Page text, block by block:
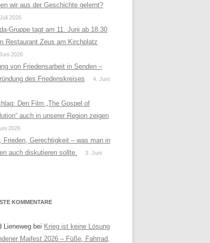
wir aus der Geschichte gelernt?
2026
Gruppe tagt am 11. Juni ab 18.30
Restaurant Zeus am Kirchplatz
2026
von Friedensarbeit in Senden –
des Friedenskreises
4. Juni
Den Film „The Gospel of
auch in unserer Region zeigen
2026
Frieden, Gerechtigkeit – was man in
auch diskutieren sollte.
3. Juni
KOMMENTARE
Lieneweg bei Krieg ist keine Lösung
Maifest 2026 – Füße, Fahrrad,